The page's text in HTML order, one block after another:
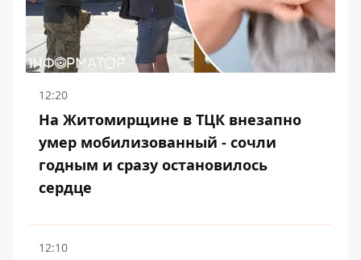
12:20
На Житомирщине в ТЦК внезапно
умер мобилизованный - сочли
годным и сразу остановилось
сердце
12:10